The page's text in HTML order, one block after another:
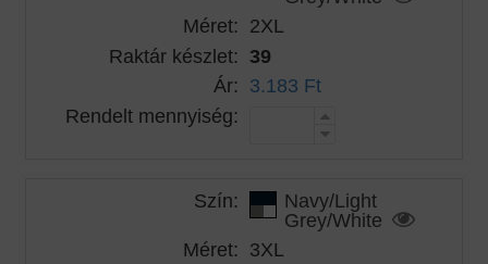
Méret: 2XL
Raktár készlet: 39
Ár: 3.183 Ft
Rendelt mennyiség:
Szín: Navy/Light
Grey/White
Méret: 3XL